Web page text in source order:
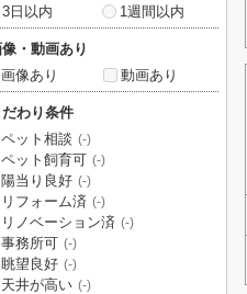
3日以内
1週間以内
・動画あり
画像あり
動画あり
だわり条件
ペット相談 (-)
ペット飼育可 (-)
陽当り良好 (-)
リフォーム済 (-)
リノベーション済 (-)
事務所可 (-)
眺望良好 (-)
天井が高い (-)